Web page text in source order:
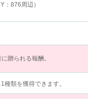
：876周辺）
贈られる報酬。
類を獲得できます。